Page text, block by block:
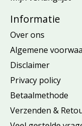
Informatie
Over ons
Algemene
Disclaimer
Privacy policy
Betaalmethode
Verzenden &